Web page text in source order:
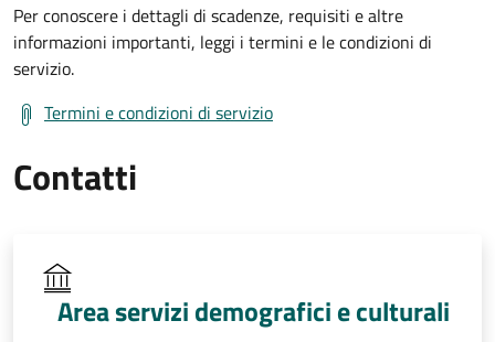
Per conoscere i dettagli di scadenze, requisiti e altre
informazioni importanti, leggi i termini e le condizioni di
servizio.
Termini e condizioni di servizio
Contatti
Area servizi demografici e culturali